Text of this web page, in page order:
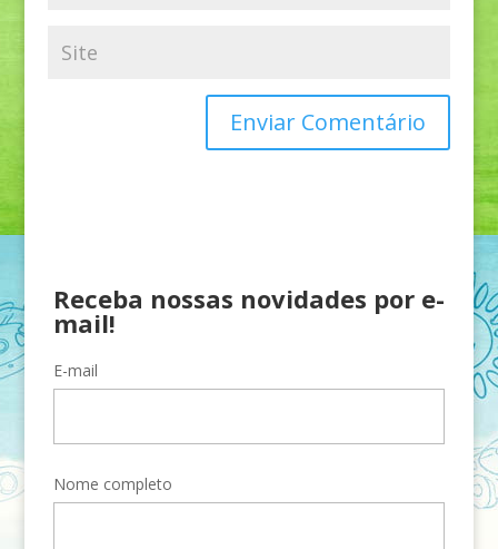
Receba nossas novidades por e-
mail!
E-mail
Nome completo